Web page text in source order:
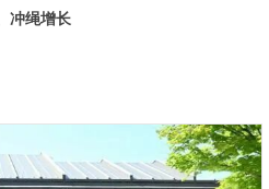
冲绳增长